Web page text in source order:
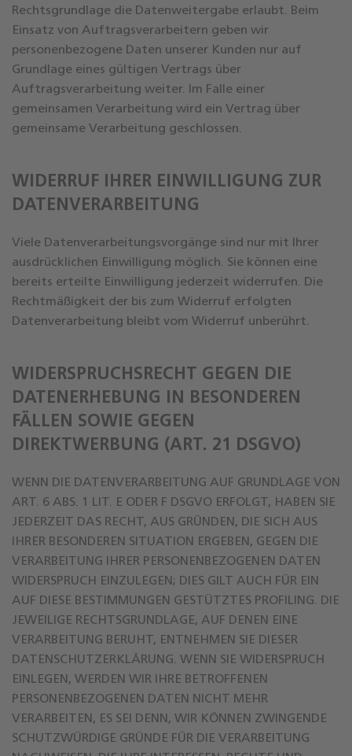
Rechtsgrundlage die Datenweitergabe erlaubt. Beim
Einsatz von Auftragsverarbeitern geben wir
personenbezogene Daten unserer Kunden nur auf
Grundlage eines gültigen Vertrags über
Auftragsverarbeitung weiter. Im Falle einer
gemeinsamen Verarbeitung wird ein Vertrag über
gemeinsame Verarbeitung geschlossen.
WIDERRUF IHRER EINWILLIGUNG ZUR
DATENVERARBEITUNG
Viele Datenverarbeitungsvorgänge sind nur mit Ihrer
ausdrücklichen Einwilligung möglich. Sie können eine
bereits erteilte Einwilligung jederzeit widerrufen. Die
Rechtmäßigkeit der bis zum Widerruf erfolgten
Datenverarbeitung bleibt vom Widerruf unberührt.
WIDERSPRUCHSRECHT GEGEN DIE
DATENERHEBUNG IN BESONDEREN
FÄLLEN SOWIE GEGEN
DIREKTWERBUNG (ART. 21 DSGVO)
WENN DIE DATENVERARBEITUNG AUF GRUNDLAGE VON
ART. 6 ABS. 1 LIT. E ODER F DSGVO ERFOLGT, HABEN SIE
JEDERZEIT DAS RECHT, AUS GRÜNDEN, DIE SICH AUS
IHRER BESONDEREN SITUATION ERGEBEN, GEGEN DIE
VERARBEITUNG IHRER PERSONENBEZOGENEN DATEN
WIDERSPRUCH EINZULEGEN; DIES GILT AUCH FÜR EIN
AUF DIESE BESTIMMUNGEN GESTÜTZTES PROFILING. DIE
JEWEILIGE RECHTSGRUNDLAGE, AUF DENEN EINE
VERARBEITUNG BERUHT, ENTNEHMEN SIE DIESER
DATENSCHUTZERKLÄRUNG. WENN SIE WIDERSPRUCH
EINLEGEN, WERDEN WIR IHRE BETROFFENEN
PERSONENBEZOGENEN DATEN NICHT MEHR
VERARBEITEN, ES SEI DENN, WIR KÖNNEN ZWINGENDE
SCHUTZWÜRDIGE GRÜNDE FÜR DIE VERARBEITUNG